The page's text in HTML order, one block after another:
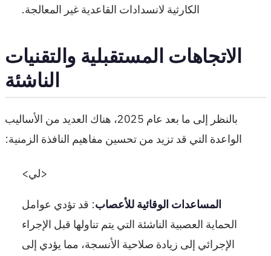
الكارثية لانسدادات القاعدية غير المعالجة.
الاتجاهات المستقبلية والتقنيات
الناشئة
بالنظر إلى ما بعد عام 2025، هناك العديد من الأساليب
الواعدة التي قد تزيد من تحسين مفاهيم النافذة الزمنية:
<لي>
المساعدات الوقائية للأعصاب: قد تؤدي عوامل
الحماية العصبية الناشئة التي يتم تناولها قبل الإجراء
الإجرائي إلى زيادة صلاحية الأنسجة، مما يؤدي إلى